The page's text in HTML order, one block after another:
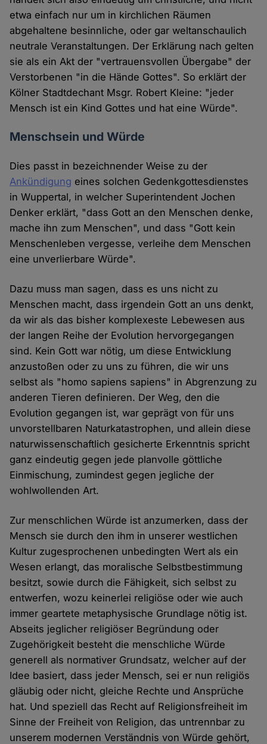
etwa einfach nur um in kirchlichen Räumen
abgehaltene besinnliche, oder gar weltanschaulich
neutrale Veranstaltungen. Der Erklärung nach gelten
sie als ein Akt der "vertrauensvollen Übergabe" der
Verstorbenen "in die Hände Gottes". So erklärt der
Kölner Stadtdechant Msgr. Robert Kleine: "jeder
Mensch ist ein Kind Gottes und hat eine Würde".
Menschsein und Würde
Dies passt in bezeichnender Weise zu der
Ankündigung eines solchen Gedenkgottesdienstes
in Wuppertal, in welcher Superintendent Jochen
Denker erklärt, "dass Gott an den Menschen denke,
mache ihn zum Menschen", und dass "Gott kein
Menschenleben vergesse, verleihe dem Menschen
eine unverlierbare Würde".
Dazu muss man sagen, dass es uns nicht zu
Menschen macht, dass irgendein Gott an uns denkt,
da wir als das bisher komplexeste Lebewesen aus
der langen Reihe der Evolution hervorgegangen
sind. Kein Gott war nötig, um diese Entwicklung
anzustoßen oder zu uns zu führen, die wir uns
selbst als "homo sapiens sapiens" in Abgrenzung zu
anderen Tieren definieren. Der Weg, den die
Evolution gegangen ist, war geprägt von für uns
unvorstellbaren Naturkatastrophen, und allein diese
naturwissenschaftlich gesicherte Erkenntnis spricht
ganz eindeutig gegen jede planvolle göttliche
Einmischung, zumindest gegen jegliche der
wohlwollenden Art.
Zur menschlichen Würde ist anzumerken, dass der
Mensch sie durch den ihm in unserer westlichen
Kultur zugesprochenen unbedingten Wert als ein
Wesen erlangt, das moralische Selbstbestimmung
besitzt, sowie durch die Fähigkeit, sich selbst zu
entwerfen, wozu keinerlei religiöse oder wie auch
immer geartete metaphysische Grundlage nötig ist.
Abseits jeglicher religiöser Begründung oder
Zugehörigkeit besteht die menschliche Würde
generell als normativer Grundsatz, welcher auf der
Idee basiert, dass jeder Mensch, sei er nun religiös
gläubig oder nicht, gleiche Rechte und Ansprüche
hat. Und speziell das Recht auf Religionsfreiheit im
Sinne der Freiheit von Religion, das untrennbar zu
unserem modernen Verständnis von Würde gehört,